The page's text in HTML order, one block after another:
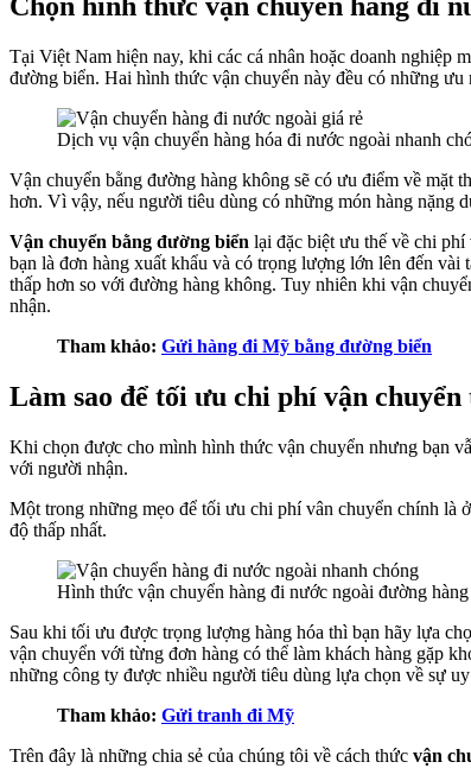
Tại Việt Nam hiện nay, khi các cá nhân hoặc doanh nghiệp
đường biển. Hai hình thức vận chuyển này đều có những
Dịch vụ vận chuyển hàng hóa đi nước ngoài nhanh
Vận chuyển bằng đường hàng không sẽ có ưu điểm về mặt
hơn. Vì vậy, nếu người tiêu dùng có những món hàng nặng
Vận chuyển bằng đường biển lại đặc biệt ưu thế về chi phí
bạn là đơn hàng xuất khẩu và có trọng lượng lớn lên đến
thấp hơn so với đường hàng không. Tuy nhiên khi vận
nhận.
Tham khảo: Gửi hàng đi Mỹ bằng đường biển
Làm sao để tối ưu chi phí vận chuyển
Khi chọn được cho mình hình thức vận chuyển nhưng bạn
với người nhận.
Một trong những mẹo để tối ưu chi phí vân chuyển chính là
độ thấp nhất.
Hình thức vận chuyển hàng đi nước ngoài đường
Sau khi tối ưu được trọng lượng hàng hóa thì bạn hãy lựa
vận chuyển với từng đơn hàng có thể làm khách hàng gặp
những công ty được nhiều người tiêu dùng lựa chọn về sự
Tham khảo: Gửi tranh đi Mỹ
Trên đây là những chia sẻ của chúng tôi về cách thức vận